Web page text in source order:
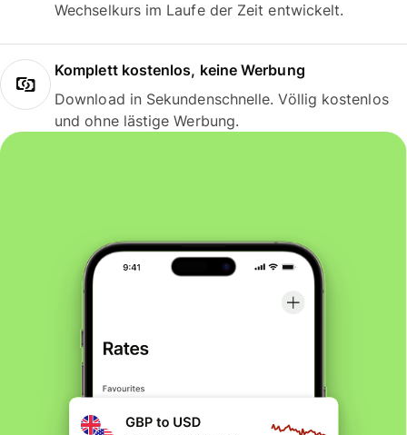
Wechselkurs im Laufe der Zeit entwickelt.
Komplett kostenlos, keine Werbung
Download in Sekundenschnelle. Völlig kostenlos
und ohne lästige Werbung.